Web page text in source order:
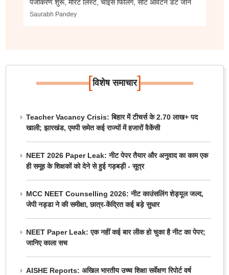
पंजीकरण शुरू, मेरिट लिस्ट, चॉइस फिलिंग, सीट आवंटन डेट जानें
Saurabh Pandey
[विशेष समाचार]
Teacher Vacancy Crisis: बिहार में टीचर्स के 2.70 लाख+ पद
खाली; झारखंड, एमपी समेत कई राज्यों में हजारों वैकेंसी
NEET 2026 Paper Leak: नीट पेपर तैयार और अनुवाद का काम एक
ही समूह के शिक्षकों को देने से हुई गड़बड़ी - सूत्र
MCC NEET Counselling 2026: नीट काउंसलिंग शेड्यूल जल्द,
जेपी नड्डा ने की समीक्षा, छात्र-केंद्रित कई बड़े सुधार
NEET Paper Leak: एक नहीं कई बार लीक हो चुका है नीट का पेपर;
जानिए काला सच
AISHE Reports: अखिल भारतीय उच्च शिक्षा सर्वेक्षण रिपोर्ट वर्ष